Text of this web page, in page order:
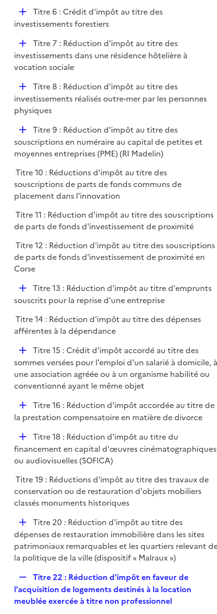
i
D
é
i
e
Titre 6 : Crédit d'impôt au titre des
investissements forestiers
D
é
p
e
r
Titre 7 : Réduction d'impôt au titre des
investissements dans une résidence hôtelière à
vocation sociale
D
é
p
e
r
Titre 8 : Réduction d'impôt au titre des
investissements réalisés outre-mer par les personnes
physiques
D
é
p
i
e
r
Titre 9 : Réduction d'impôt au titre des
souscriptions en numéraire au capital de petites et
moyennes entreprises (PME) (RI Madelin)
Titre 10 : Réductions d'impôt au titre des
souscriptions de parts de fonds communs de
placement dans l'innovation
Titre 11 : Réduction d'impôt au titre des souscriptions
de parts de fonds d'investissement de proximité
Titre 12 : Réduction d'impôt au titre des souscriptions
de parts de fonds d'investissement de proximité en
Corse
D
é
l
i
Titre 13 : Réduction d'impôt au titre d'emprunts
souscrits pour la reprise d'une entreprise
Titre 14 : Réduction d'impôt au titre des dépenses
afférentes à la dépendance
D
é
p
l
r
Titre 15 : Crédit d'impôt accordé au titre des
sommes versées pour l'emploi d'un salarié à domicile, à
une association agréée ou à un organisme habilité ou
conventionné ayant le même objet
D
é
i
e
Titre 16 : Réduction d'impôt accordée au titre de
la prestation compensatoire en matière de divorce
D
é
p
i
e
r
Titre 18 : Réduction d'impôt au titre du
financement en capital d'œuvres cinématographiques
ou audiovisuelles (SOFICA)
Titre 19 : Réductions d'impôt au titre des travaux de
conservation ou de restauration d'objets mobiliers
classés monuments historiques
D
é
p
l
r
Titre 20 : Réduction d'impôt au titre des
dépenses de restauration immobilière dans les sites
patrimoniaux remarquables et les quartiers relevant
la politique de la ville (dispositif « Malraux »)
e
p
Titre 22 : Réduction d'impôt en faveur de
l'acquisition de logements destinés à la location
meublée exercée à titre non professionnel